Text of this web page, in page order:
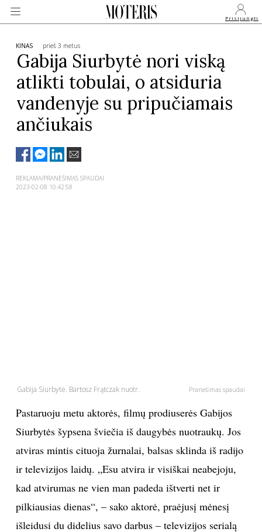
Prisijungti
VEIDAI
MONARCHIJA
MADA
GROŽIS
KULTŪRA
LAISVALAIKIS
MUZIKA
KINAS prieš 3 metus
Gabija Siurbytė nori viską
atlikti tobulai, o atsiduria
vandenyje su pripučiamais
ančiukais
REKLAMA/PRANEŠIMAS SPAUDAI
2023-02-08 10:42:58
Gabija Siurbytė. Bartosz Frątczak nuotr. Pranešimas spaudai
Pastaruoju metu aktorės, filmų prodiuserės Gabijos
Siurbytės šypsena šviečia iš daugybės nuotraukų. Jos
atviras mintis cituoja žurnalai, balsas sklinda iš radijo
ir televizijos laidų. „Esu atvira ir visiškai neabejoju,
kad atvirumas ne vien man padeda ištverti net ir
pilkiausias dienas“, – sako aktorė, praėjusį mėnesį
išleidusi du didelius savo darbus – televizijos serialą